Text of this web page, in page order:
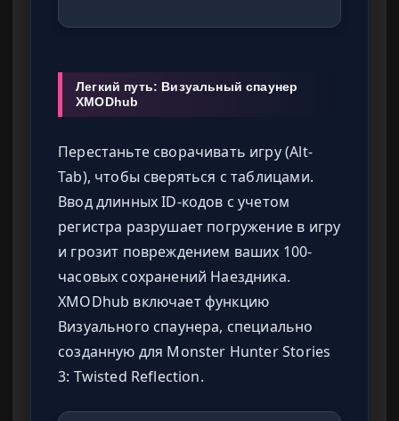
Легкий путь: Визуальный спаунер
XMODhub
Перестаньте сворачивать игру (Alt-
Tab), чтобы сверяться с таблицами.
Ввод длинных ID-кодов с учетом
регистра разрушает погружение в игру
и грозит повреждением ваших 100-
часовых сохранений Наездника.
XMODhub включает функцию
Визуального спаунера, специально
созданную для Monster Hunter Stories
3: Twisted Reflection.